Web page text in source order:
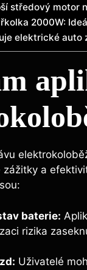
středový motor
2000W:
elektrické auto
zážitky a
baterie:
rizika
Uživatelé